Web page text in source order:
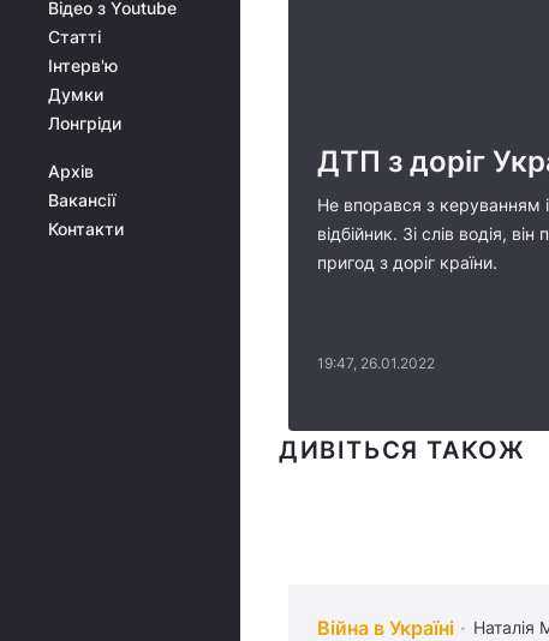
Відео з Youtube
Статті
Інтерв'ю
Думки
Лонгріди
Архів
Вакансії
Контакти
ДТП з доріг
Не впорався з керуванням
відбійник. Зі слів водія,
пригод з доріг країни.
19:47, 26.01.2022
ДИВІТЬСЯ ТАКОЖ
Війна в Україні Наталія